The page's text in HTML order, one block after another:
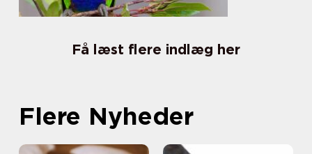
Få læst flere indlæg her
Flere Nyheder